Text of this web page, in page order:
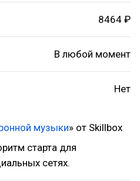
8464 ₽
В любой момент
Нет
музыки» от Skillbox
старта для
сетях.